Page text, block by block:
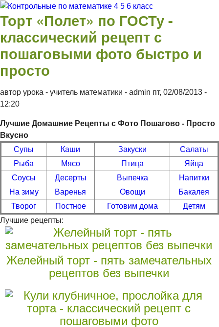
Перейти к основному содержанию
Контрольные
по
математике 4
5 6 класс
Торт «Полет» по ГОСТу -
классический рецепт с
пошаговыми фото быстро и
просто
автор урока - учитель математики - admin пт, 02/08/2013 -
12:20
Лучшие Домашние Рецепты с Фото Пошагово - Просто
Вкусно
Супы
Каши Закуски
Салаты
Рыба
Мясо Птица
Яйца
Соусы
Десерты Выпечка
Напитки
На зиму
Варенья Овощи
Бакалея
Творог
Постное Готовим дома
Детям
Лучшие рецепты:
Желейный торт - пять замечательных
рецептов без выпечки